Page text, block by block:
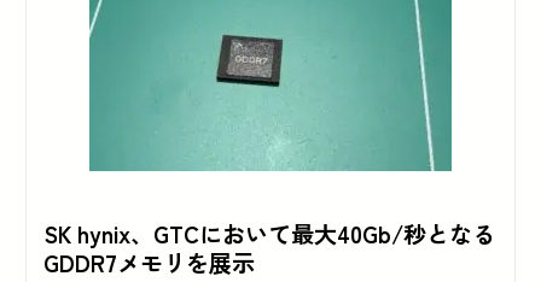
SK hynix、GTCにおいて最大40Gb/秒となる
GDDR7メモリを展示